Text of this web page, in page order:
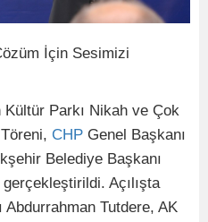
İçin Sesimizi
Kültür Parkı Nikah ve Çok
CHP Genel Başkanı
Belediye Başkanı
gerçekleştirildi. Açılışta
Abdurrahman Tutdere, AK